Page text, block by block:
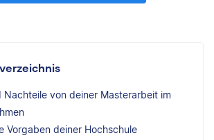
Nachteile von deiner Masterarbeit im
Vorgaben deiner Hochschule